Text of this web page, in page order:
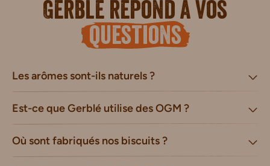
Gerblé répond à vos
questions
Les arômes sont-ils naturels ?
Est-ce que Gerblé utilise des OGM ?
Où sont fabriqués nos biscuits ?